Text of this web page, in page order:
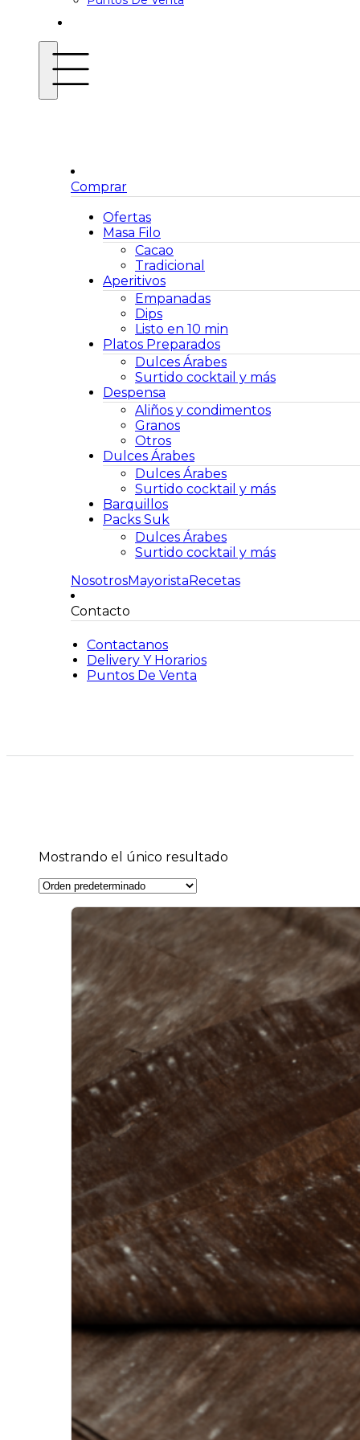
Comprar
Ofertas
Masa Filo
Cacao
Tradicional
Aperitivos
Empanadas
Dips
Listo en 10 min
Platos Preparados
Dulces Árabes
Surtido cocktail y más
Despensa
Aliños y condimentos
Granos
Otros
Dulces Árabes
Dulces Árabes
Surtido cocktail y más
Barquillos
Packs Suk
Dulces Árabes
Surtido cocktail y más
NosotrosMayorista Recetas
Contacto
Contactanos
Delivery Y Horarios
Puntos De Venta
Mostrando el único resultado